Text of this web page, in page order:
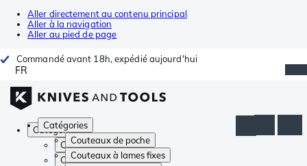
Aller directement au contenu principal
Aller à la navigation
Aller au pied de page
Commandé avant 18h, expédié aujourd'hui
FR
Catégories
Couteaux de poche
Couteaux à lames fixes
Catégories
Couteaux de poche
Couteaux à lames fixes